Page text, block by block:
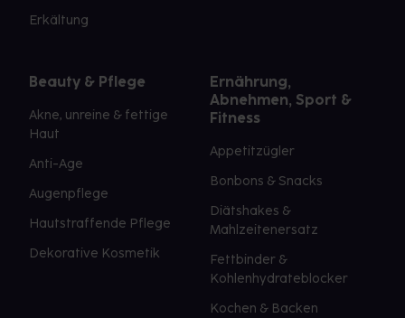
Erkältung
Beauty & Pflege
Akne, unreine & fettige
Haut
Anti-Age
Augenpflege
Hautstraffende Pflege
Dekorative Kosmetik
Ernährung,
Abnehmen, Sport &
Fitness
Appetitzügler
Bonbons & Snacks
Diätshakes &
Mahlzeitenersatz
Fettbinder &
Kohlenhydrateblocker
Kochen & Backen